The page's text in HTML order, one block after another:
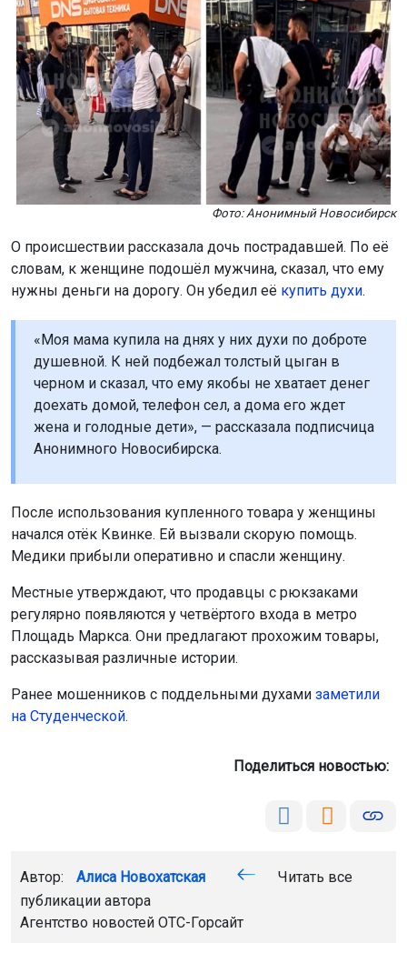
Фото: Анонимный Новосибирск
О происшествии рассказала дочь пострадавшей. По её
словам, к женщине подошёл мужчина, сказал, что ему
нужны деньги на дорогу. Он убедил её купить духи.
«Моя мама купила на днях у них духи по доброте
душевной. К ней подбежал толстый цыган в
черном и сказал, что ему якобы не хватает денег
доехать домой, телефон сел, а дома его ждет
жена и голодные дети», — рассказала подписчица
Анонимного Новосибирска.
После использования купленного товара у женщины
начался отёк Квинке. Ей вызвали скорую помощь.
Медики прибыли оперативно и спасли женщину.
Местные утверждают, что продавцы с рюкзаками
регулярно появляются у четвёртого входа в метро
Площадь Маркса. Они предлагают прохожим товары,
рассказывая различные истории.
Ранее мошенников с поддельными духами заметили
на Студенческой.
Поделиться новостью:
Автор: Алиса Новохатская
Читать все
публикации автора
Агентство новостей ОТС-Горсайт